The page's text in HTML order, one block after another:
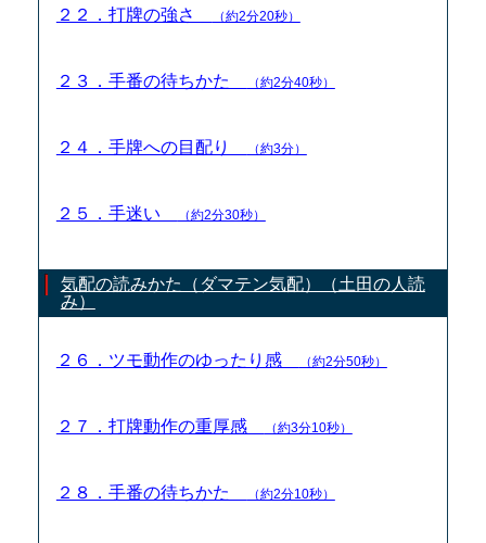
２２．打牌の強さ （約2分20秒）
２３．手番の待ちかた （約2分40秒）
２４．手牌への目配り （約3分）
２５．手迷い （約2分30秒）
気配の読みかた（ダマテン気配）（土田の人読
み）
２６．ツモ動作のゆったり感 （約2分50秒）
２７．打牌動作の重厚感 （約3分10秒）
２８．手番の待ちかた （約2分10秒）